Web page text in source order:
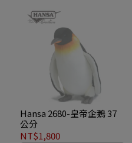
Hansa 2680-皇帝企鵝 37
公分
NT$1,800